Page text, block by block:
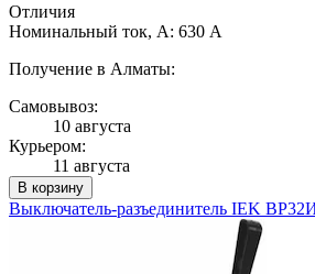
Отличия
Номинальный ток, А: 630 А
Получение в Алматы:
Самовывоз:
10 августа
Курьером:
11 августа
В корзину
Выключатель-разъединитель IEK